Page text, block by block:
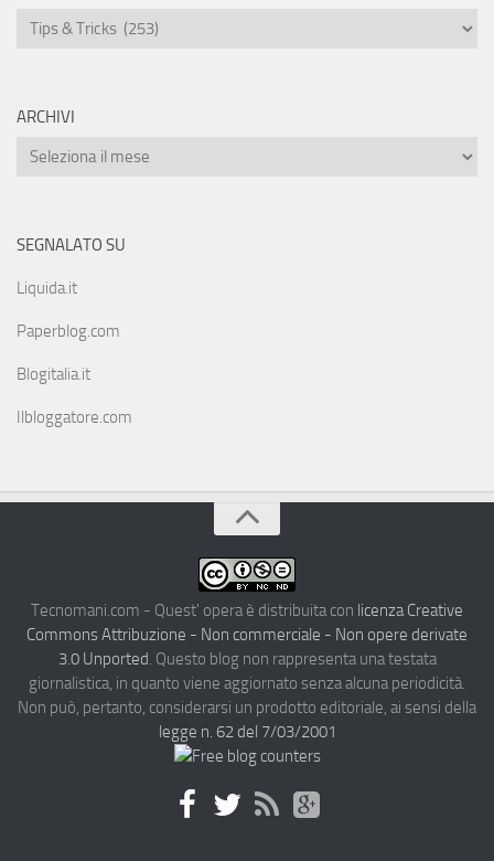
ARCHIVI
SEGNALATO SU
Liquida.it
Paperblog.com
Blogitalia.it
Ilbloggatore.com
Tecnomani.com - Quest' opera è distribuita con licenza Creative
Commons Attribuzione - Non commerciale - Non opere derivate
3.0 Unported. Questo blog non rappresenta una testata
giornalistica, in quanto viene aggiornato senza alcuna periodicità.
Non può, pertanto, considerarsi un prodotto editoriale, ai sensi della
legge n. 62 del 7/03/2001